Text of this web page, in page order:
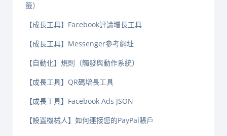
籤）
【成長工具】Facebook評論增長工具
【成長工具】Messenger參考網址
【自動化】規則（觸發與動作系統）
【成長工具】QR碼增長工具
【成長工具】Facebook Ads JSON
【設置機械人】如何連接您的PayPal賬戶